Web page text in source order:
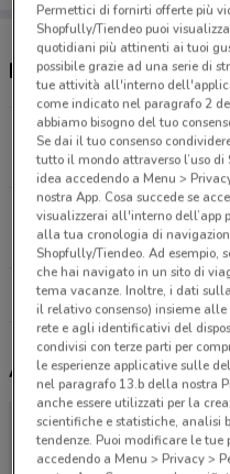
Negozi Camicissima
Via Fillungo, 79
20.1 km
Piazzale C.
22.7 km
Altri volantini nelle
Permettici di fornirti offerte più
Shopfully/Tiendeo puoi
quotidiani più attinenti ai tuoi
possibile grazie ad una serie di
tue attività all'interno
come indicato nel paragrafo 2
abbiamo bisogno del tuo
Se dai il tuo consenso
tutto il mondo attraverso l’uso di
idea accedendo a Menu >
nostra App. Cosa succede se
visualizzerai all'interno
alla tua cronologia di
Shopfully/Tiendeo. Ad esempio,
che hai navigato in un sito di
tema vacanze. Inoltre, i dati
il relativo consenso) insieme
rete e agli identificativi del
condivisi con terze parti per
le esperienze applicative sulle
nel paragrafo 13.b della nostra
anche essere utilizzati per la
scientifiche e statistiche, analisi
tendenze. Puoi modificare le
accedendo a Menu > Privacy >